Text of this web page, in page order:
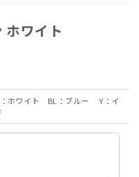
ワイト
ホワイト BL：ブルー Y：イ